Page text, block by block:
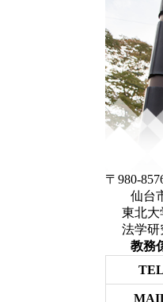
〒980-
仙台市
東北大
法学研
教務
TEL